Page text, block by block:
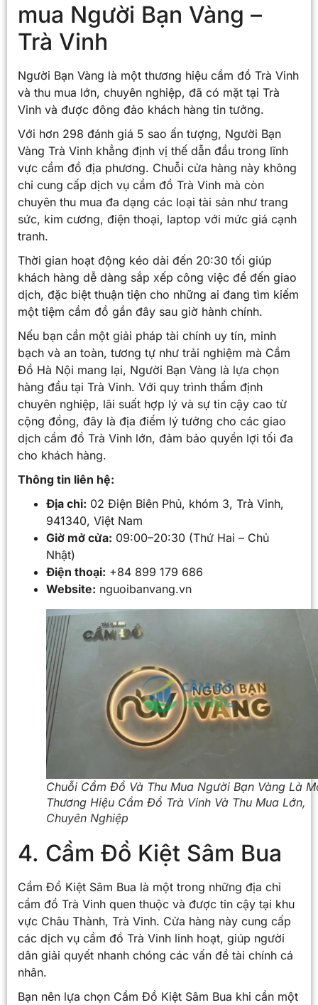
mua Người Bạn Vàng –
Trà Vinh
Người Bạn Vàng là một thương hiệu cầm đồ Trà Vinh
và thu mua lớn, chuyên nghiệp, đã có mặt tại Trà
Vinh và được đông đảo khách hàng tin tưởng.
Với hơn 298 đánh giá 5 sao ấn tượng, Người Bạn
Vàng Trà Vinh khẳng định vị thế dẫn đầu trong lĩnh
vực cầm đồ địa phương. Chuỗi cửa hàng này không
chỉ cung cấp dịch vụ cầm đồ Trà Vinh mà còn
chuyên thu mua đa dạng các loại tài sản như trang
sức, kim cương, điện thoại, laptop với mức giá cạnh
tranh.
Thời gian hoạt động kéo dài đến 20:30 tối giúp
khách hàng dễ dàng sắp xếp công việc để đến giao
dịch, đặc biệt thuận tiện cho những ai đang tìm kiếm
một tiệm cầm đồ gần đây sau giờ hành chính.
Nếu bạn cần một giải pháp tài chính uy tín, minh
bạch và an toàn, tương tự như trải nghiệm mà Cầm
Đồ Hà Nội mang lại, Người Bạn Vàng là lựa chọn
hàng đầu tại Trà Vinh. Với quy trình thẩm định
chuyên nghiệp, lãi suất hợp lý và sự tin cậy cao từ
cộng đồng, đây là địa điểm lý tưởng cho các giao
dịch cầm đồ Trà Vinh lớn, đảm bảo quyền lợi tối đa
cho khách hàng.
Thông tin liên hệ:
Địa chỉ: 02 Điện Biên Phủ, khóm 3, Trà Vinh,
941340, Việt Nam
Giờ mở cửa: 09:00–20:30 (Thứ Hai – Chủ
Nhật)
Điện thoại: +84 899 179 686
Website: nguoibanvang.vn
Chuỗi Cầm Đồ Và Thu Mua Người Bạn Vàng Là
Thương Hiệu Cầm Đồ Trà Vinh Và Thu Mua Lớn,
Chuyên Nghiệp
4. Cầm Đồ Kiệt Sâm Bua
Cầm Đồ Kiệt Sâm Bua là một trong những địa chỉ
cầm đồ Trà Vinh quen thuộc và được tin cậy tại khu
vực Châu Thành, Trà Vinh. Cửa hàng này cung cấp
các dịch vụ cầm đồ Trà Vinh linh hoạt, giúp người
dân giải quyết nhanh chóng các vấn đề tài chính cá
nhân.
Bạn nên lựa chọn Cầm Đồ Kiệt Sâm Bua khi cần một